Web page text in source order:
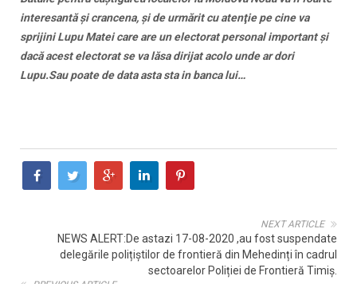
interesantă şi crancena, şi de urmărit cu atenţie pe cine va
sprijini Lupu Matei care are un electorat personal important şi
dacă acest electorat se va lăsa dirijat acolo unde ar dori
Lupu.Sau poate de data asta sta in banca lui…
NEXT ARTICLE
NEWS ALERT:De astazi 17-08-2020 ,au fost suspendate
delegările polițiștilor de frontieră din Mehedinți în cadrul
sectoarelor Poliției de Frontieră Timiș.